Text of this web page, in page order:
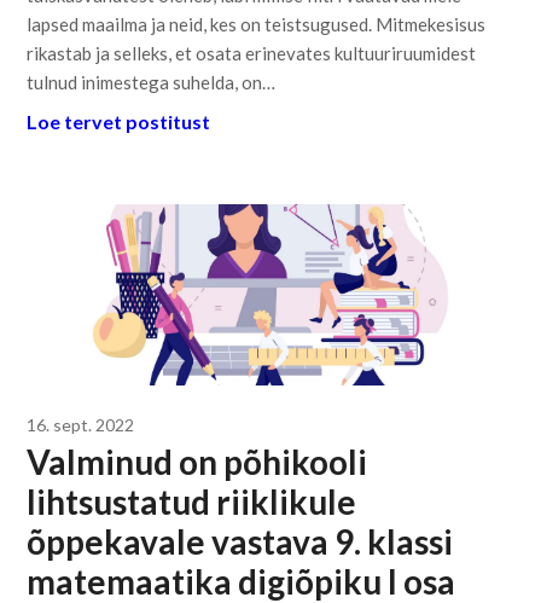
lapsed maailma ja neid, kes on teistsugused. Mitmekesisus
rikastab ja selleks, et osata erinevates kultuuriruumidest
tulnud inimestega suhelda, on…
Loe tervet postitust
16. sept. 2022
Valminud on põhikooli
lihtsustatud riiklikule
õppekavale vastava 9. klassi
matemaatika digiõpiku I osa